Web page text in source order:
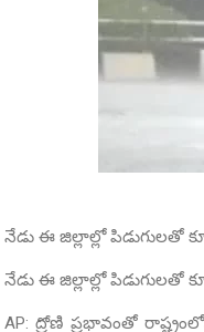
నేడు ఈ జిల్లాల్లో పిడుగులతో
నేడు ఈ జిల్లాల్లో పిడుగులతో
AP: ద్రోణి ప్రభావంతో